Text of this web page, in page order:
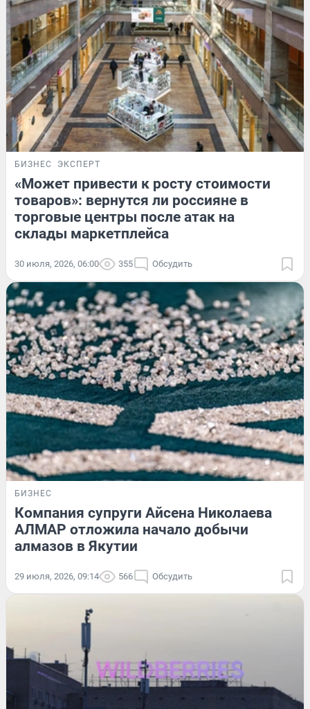
БИЗНЕС ЭКСПЕРТ
«Может привести к росту стоимости
товаров»: вернутся ли россияне в
торговые центры после атак на
склады маркетплейса
30 июля, 2026, 06:00 355 Обсудить
БИЗНЕС
Компания супруги Айсена Николаева
АЛМАР отложила начало добычи
алмазов в Якутии
29 июля, 2026, 09:14 566 Обсудить